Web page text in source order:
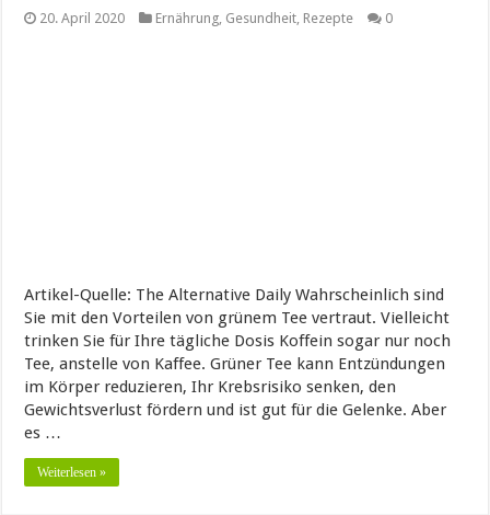
20. April 2020 Ernährung, Gesundheit, Rezepte 0
Artikel-Quelle: The Alternative Daily Wahrscheinlich sind
Sie mit den Vorteilen von grünem Tee vertraut. Vielleicht
trinken Sie für Ihre tägliche Dosis Koffein sogar nur noch
Tee, anstelle von Kaffee. Grüner Tee kann Entzündungen
im Körper reduzieren, Ihr Krebsrisiko senken, den
Gewichtsverlust fördern und ist gut für die Gelenke. Aber
es …
Weiterlesen »